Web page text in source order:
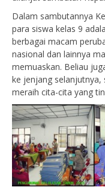
Dalam sambutannya
para siswa kelas 9
berbagai macam
nasional dan lainnya
memuaskan. Beliau
ke jenjang selanjutnya,
meraih cita-cita yang